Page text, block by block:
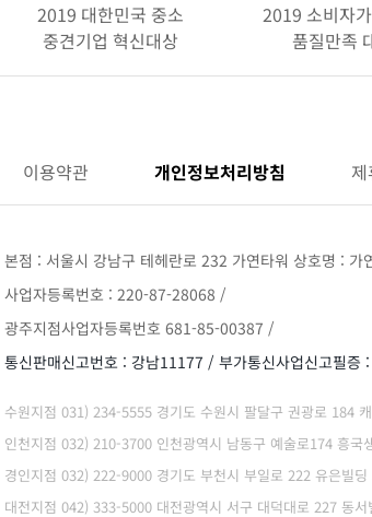
2019 대한민국 중소
중견기업 혁신대상
2019 소비자
품질만족
이용약관 개인정보처리방침
본점 : 서울시 강남구 테헤란로 232 가연타워 상호명 :
사업자등록번호 : 220-87-28068 /
광주지점사업자등록번호 681-85-00387 /
통신판매신고번호 : 강남11177 / 부가통신사업신고필증
수원지점 031) 234-5555 경기도 수원시 팔달구 권광로 184
인천지점 032) 210-3700 인천광역시 남동구 예술로174 흥국
경인지점 032) 222-9000 경기도 부천시 부일로 222 유은빌딩
대전지점 042) 333-5000 대전광역시 서구 대덕대로 227 동